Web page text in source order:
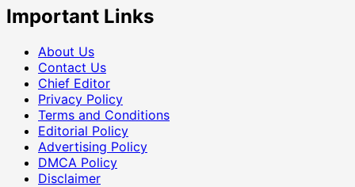
Important Links
About Us
Contact Us
Chief Editor
Privacy Policy
Terms and Conditions
Editorial Policy
Advertising Policy
DMCA Policy
Disclaimer